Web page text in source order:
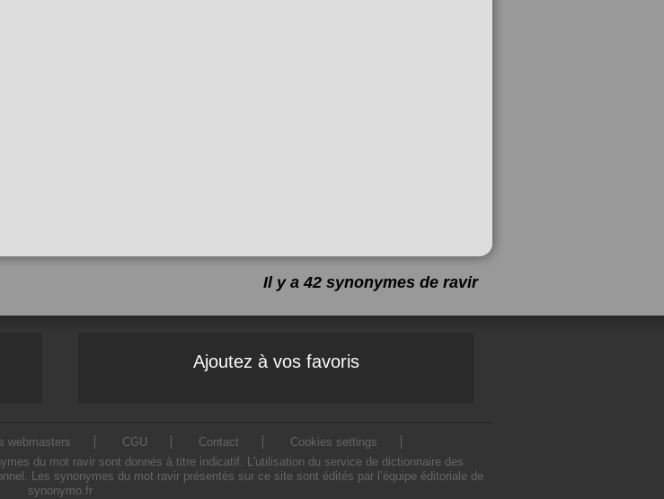
Il y a 42 synonymes de ravir
Ajoutez à vos favoris
webmasters CGU Contact
Cookies settings
du mot ravir sont donnés à titre indicatif. L'utilisation du service de dictionnaire des
Les synonymes du mot ravir présentés sur ce site sont édités par l’équipe éditoriale de
synonymo.fr